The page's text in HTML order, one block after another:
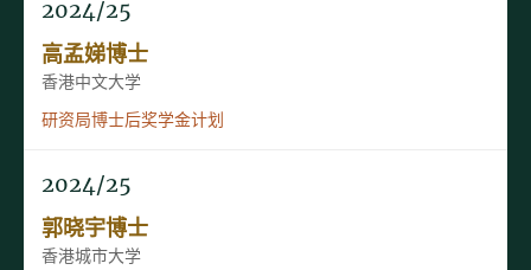
2024/25
高孟娣博士
香港中文大学
研资局博士后奖学金计划
2024/25
郭晓宇博士
香港城市大学